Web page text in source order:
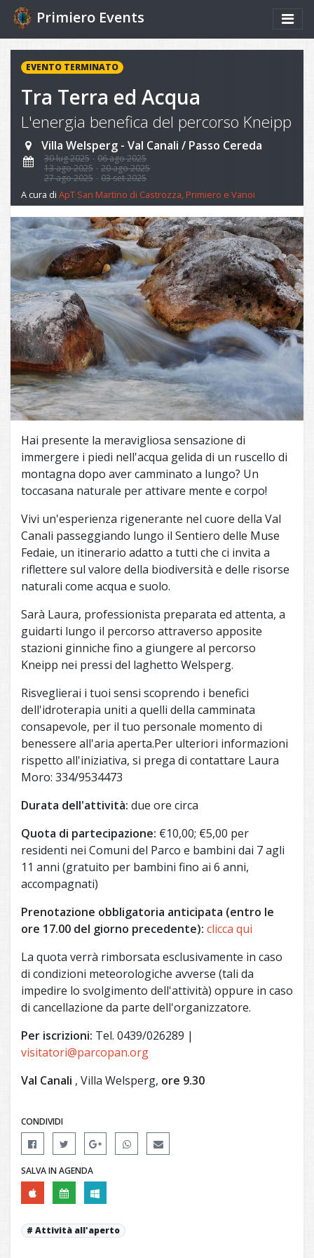
Primiero Events
EVENTO TERMINATO
Tra Terra ed Acqua
L'energia benefica del percorso Kneipp
Villa Welsperg - Val Canali / Passo Cereda
30 lug 2025
06 ago 2025
13 ago 2025
20 ago 2025
27 ago 2025
03 set 2025
A cura di ApT San Martino di Castrozza, Primiero e Vanoi
Hai presente la meravigliosa sensazione di
immergere i piedi nell'acqua gelida di un ruscello di
montagna dopo aver camminato a lungo? Un
toccasana naturale per attivare mente e corpo!
Vivi un'esperienza rigenerante nel cuore della Val
Canali passeggiando lungo il Sentiero delle Muse
Fedaie, un itinerario adatto a tutti che ci invita a
riflettere sul valore della biodiversità e delle risorse
naturali come acqua e suolo.
Sarà Laura, professionista preparata ed attenta, a
guidarti lungo il percorso attraverso apposite
stazioni ginniche fino a giungere al percorso
Kneipp nei pressi del laghetto Welsperg.
Risveglierai i tuoi sensi scoprendo i benefici
dell'idroterapia uniti a quelli della camminata
consapevole, per il tuo personale momento di
benessere all'aria aperta.Per ulteriori informazioni
rispetto all'iniziativa, si prega di contattare Laura
Moro: 334/9534473
Durata dell'attività: due ore circa
Quota di partecipazione: €10,00; €5,00 per
residenti nei Comuni del Parco e bambini dai 7 agli
11 anni (gratuito per bambini fino ai 6 anni,
accompagnati)
Prenotazione obbligatoria anticipata (entro le
ore 17.00 del giorno precedente): clicca qui
La quota verrà rimborsata esclusivamente in caso
di condizioni meteorologiche avverse (tali da
impedire lo svolgimento dell'attività) oppure in caso
di cancellazione da parte dell'organizzatore.
Per iscrizioni: Tel. 0439/026289 |
visitatori@parcopan.org
Val Canali , Villa Welsperg, ore 9.30
CONDIVIDI
SALVA IN AGENDA
Attività all'aperto